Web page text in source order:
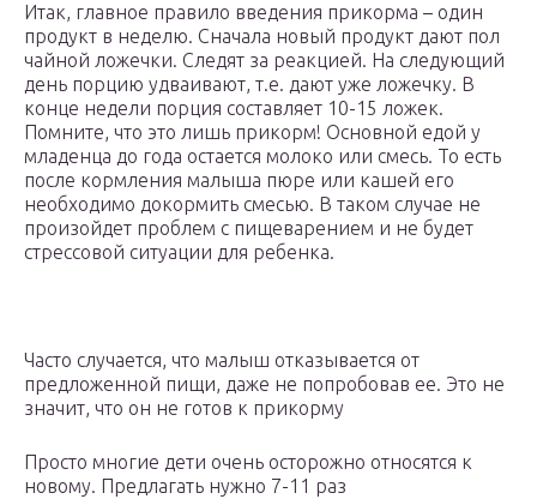
Итак, главное правило введения прикорма – один
продукт в неделю. Сначала новый продукт дают пол
чайной ложечки. Следят за реакцией. На следующий
день порцию удваивают, т.е. дают уже ложечку. В
конце недели порция составляет 10-15 ложек.
Помните, что это лишь прикорм! Основной едой у
младенца до года остается молоко или смесь. То есть
после кормления малыша пюре или кашей его
необходимо докормить смесью. В таком случае не
произойдет проблем с пищеварением и не будет
стрессовой ситуации для ребенка.
Часто случается, что малыш отказывается от
предложенной пищи, даже не попробовав ее. Это не
значит, что он не готов к прикорму
Просто многие дети очень осторожно относятся к
новому. Предлагать нужно 7-11 раз